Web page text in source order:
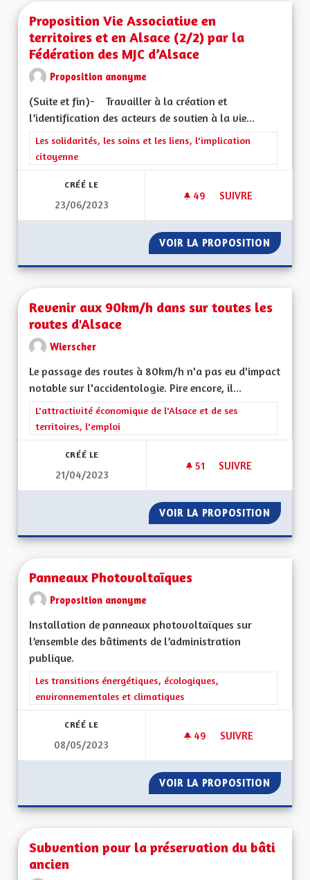
Proposition Vie Associative en
territoires et en Alsace (2/2) par la
Fédération des MJC d’Alsace
Proposition anonyme
(Suite et fin)- Travailler à la création et
l’identification des acteurs de soutien à la vie...
Filtrer les résultats de la catégorie : Les solidarités, les soins
Les solidarités, les soins et les liens, l'implication
citoyenne
CRÉÉ LE
23/06/2023
49 49 ABONNÉS
SUIVRE
VOIR LA PROPOSITION
Revenir aux 90km/h dans sur toutes les
routes d'Alsace
Wierscher
Le passage des routes à 80km/h n'a pas eu d'impact
notable sur l'accidentologie. Pire encore, il...
Filtrer les résultats de la catégorie : L'attractivité
L'attractivité économique de l'Alsace et de ses
territoires, l'emploi
CRÉÉ LE
21/04/2023
51 51 ABONNÉS
SUIVRE
VOIR LA PROPOSITION
Panneaux Photovoltaïques
Proposition anonyme
Installation de panneaux photovoltaïques sur
l’ensemble des bâtiments de l’administration
publique.
Filtrer les résultats de la catégorie : Les transitions
Les transitions énergétiques, écologiques,
environnementales et climatiques
CRÉÉ LE
08/05/2023
49 49 ABONNÉS
SUIVRE
VOIR LA PROPOSITION
Subvention pour la préservation du bâti
ancien